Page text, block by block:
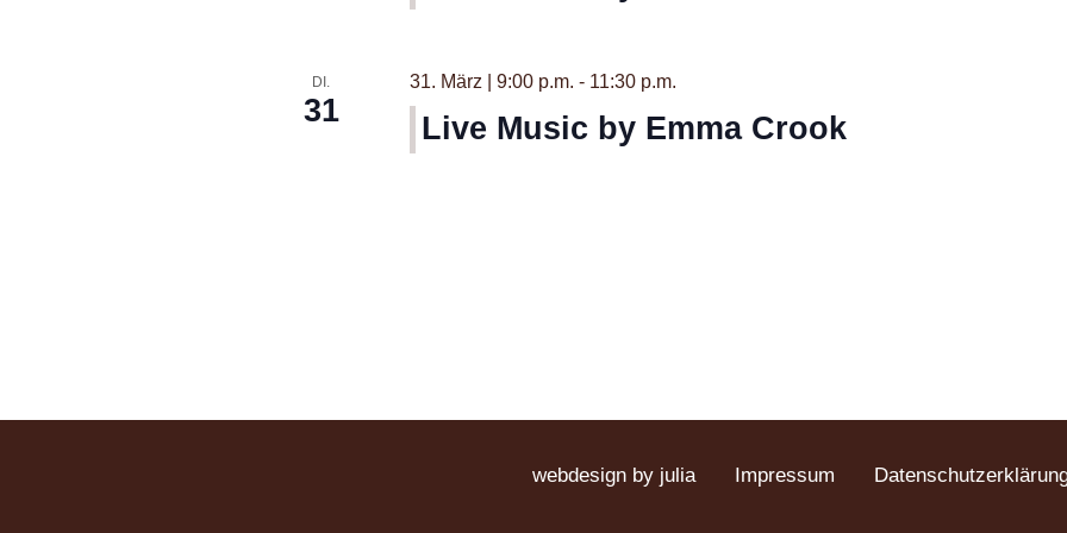
DI.
31
31. März | 9:00 p.m. - 11:30 p.m.
Live Music by Emma Crook
webdesign by julia Impressum